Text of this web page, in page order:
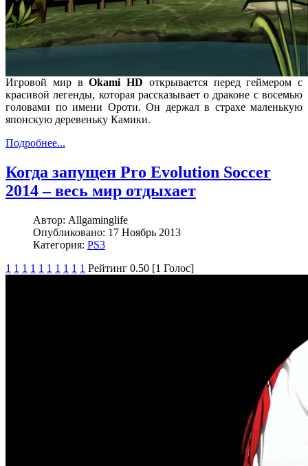
Игровой мир вOkami HD открывается перед геймером с
красивой легенды, которая рассказывает о драконе с восемью
головами по имени Ороти. Он держал в страхе маленькую
японскую деревеньку Камики.
Подробнее...
Когда запущен Pro Evolution Soccer
2014 – весь мир отдыхает
Автор: Allgaminglife
Опубликовано: 17 Ноябрь 2013
Категория: PS3
1 1 1 1 1 1 1 1 1 1 Рейтинг 0.50 [1 Голос]